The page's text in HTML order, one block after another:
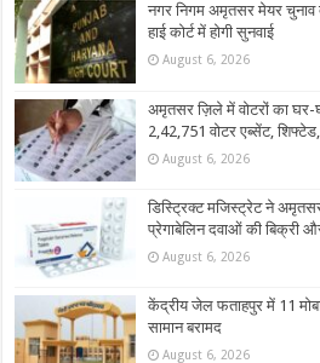
नगर निगम अमृतसर मेयर चुनाव
हाई कोर्ट में होगी सुनवाई
August 6, 2026
अमृतसर ज़िले में वोटरों का
2,42,751 वोटर एब्सेंट,
August 6, 2026
डिस्ट्रिक्ट मजिस्ट्रेट ने
प्रेगाबेलिन दवाओं की बिक्री
August 6, 2026
केंद्रीय जेल फताहपुर में 11
सामान बरामद
August 6, 2026